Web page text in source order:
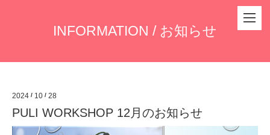
INFORMATION / お知らせ
2024 / 10 / 28
PULI WORKSHOP 12月のお知らせ